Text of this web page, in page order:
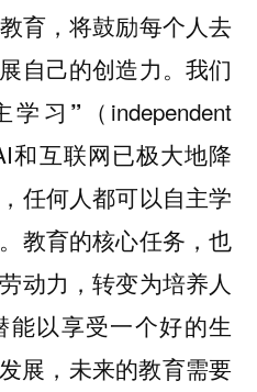
育，将鼓励每个人去
自己的创造力。我们
学习” （independent
和互联网已极大地降
任何人都可以自主学
教育的核心任务，也
动力，转变为培养人
以享受一个好的生
展，未来的教育需要